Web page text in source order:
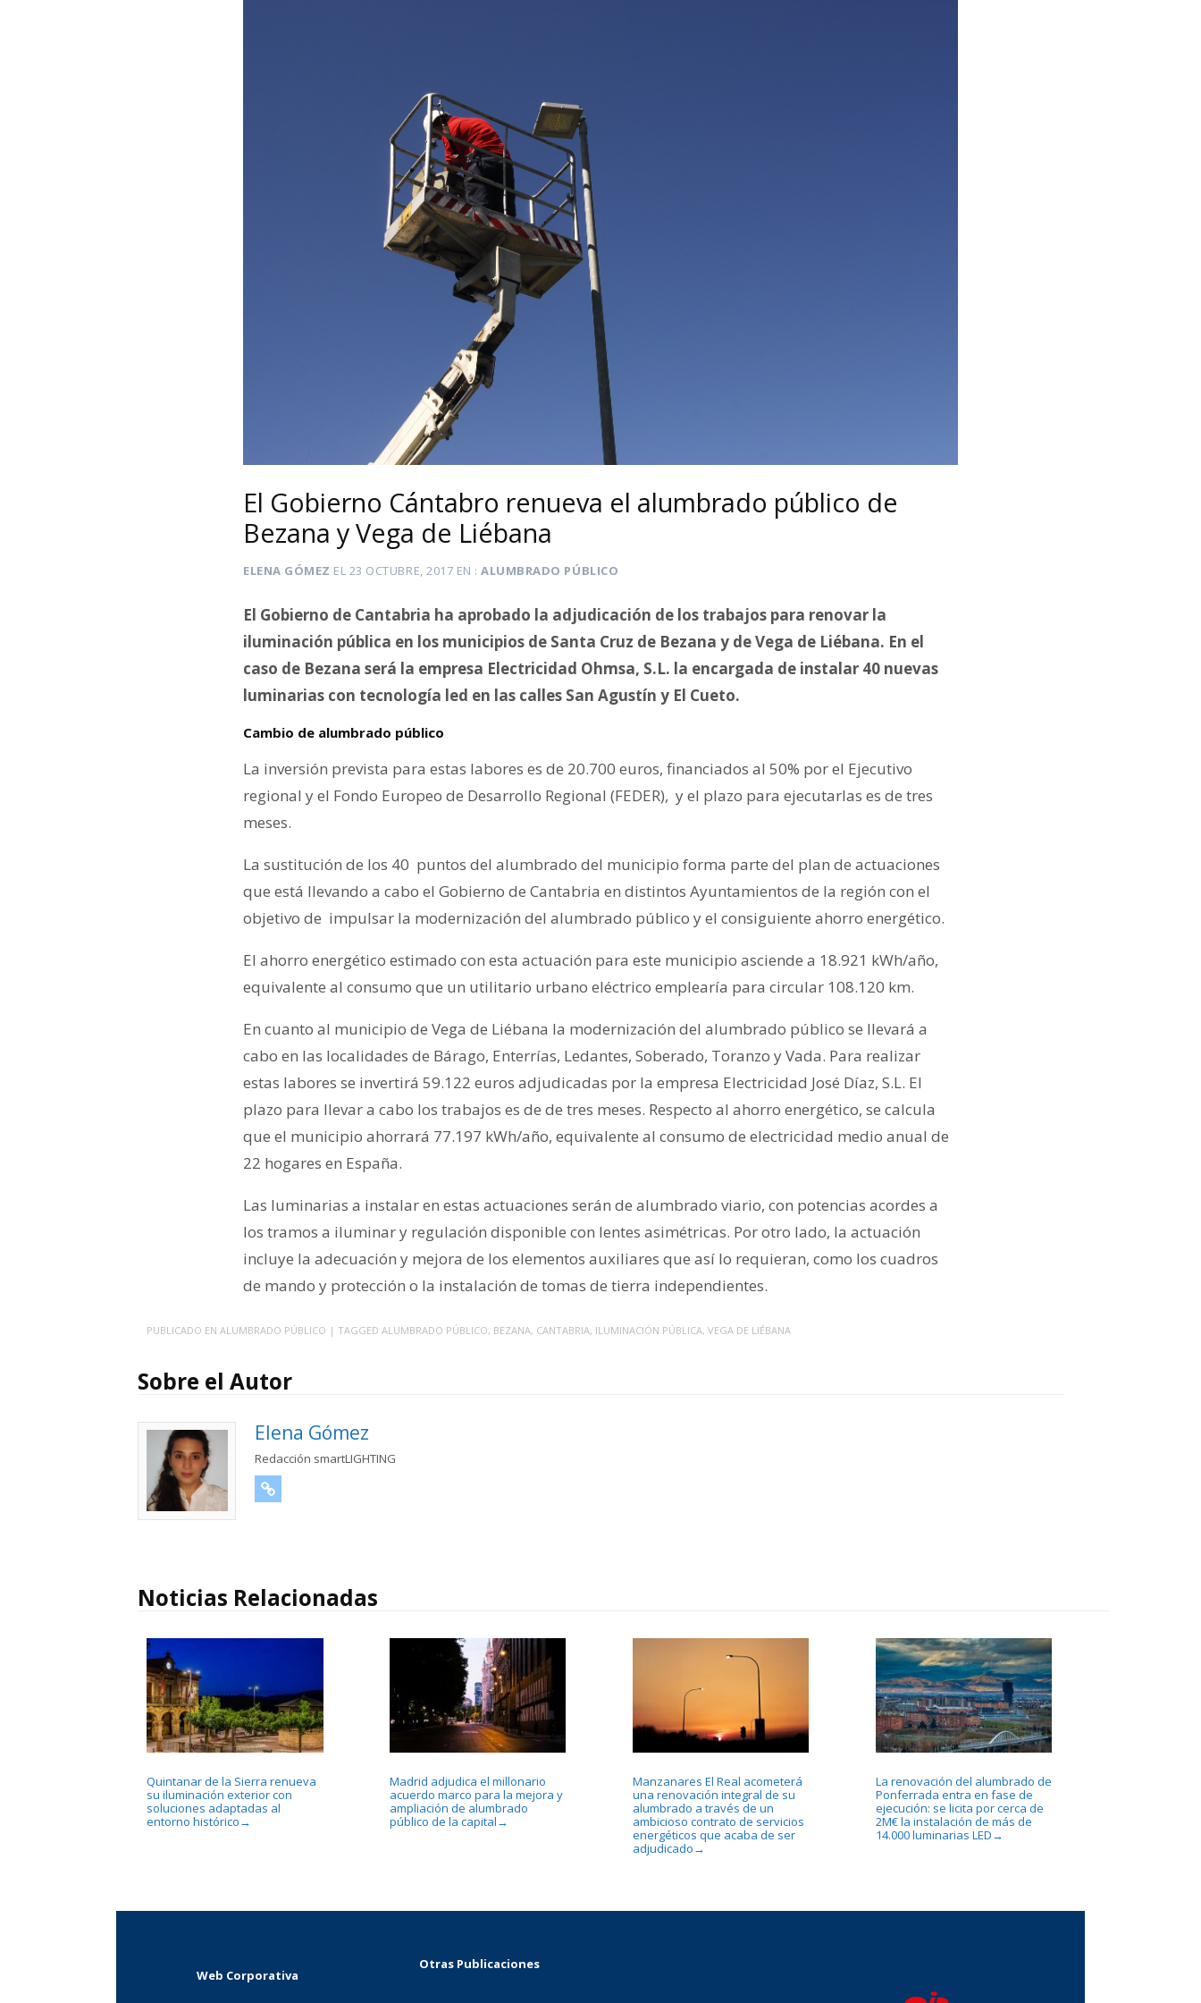
El Gobierno Cántabro renueva el alumbrado público de
Bezana y Vega de Liébana
ELENA GÓMEZ EL 23 OCTUBRE, 2017 EN ALUMBRADO PÚBLICO
El Gobierno de Cantabria ha aprobado la adjudicación de los trabajos para renovar la
iluminación pública en los municipios de Santa Cruz de Bezana y de Vega de Liébana. En el
caso de Bezana será la empresa Electricidad Ohmsa, S.L. la encargada de instalar 40 nuevas
luminarias con tecnología led en las calles San Agustín y El Cueto.
Cambio de alumbrado público
La inversión prevista para estas labores es de 20.700 euros, financiados al 50% por el Ejecutivo
regional y el Fondo Europeo de Desarrollo Regional (FEDER), y el plazo para ejecutarlas es de tres
meses.
La sustitución de los 40 puntos del alumbrado del municipio forma parte del plan de actuaciones
que está llevando a cabo el Gobierno de Cantabria en distintos Ayuntamientos de la región con el
objetivo de impulsar la modernización del alumbrado público y el consiguiente ahorro energético.
El ahorro energético estimado con esta actuación para este municipio asciende a 18.921 kWh/año,
equivalente al consumo que un utilitario urbano eléctrico emplearía para circular 108.120 km.
En cuanto al municipio de Vega de Liébana la modernización del alumbrado público se llevará a
cabo en las localidades de Bárago, Enterrías, Ledantes, Soberado, Toranzo y Vada. Para realizar
estas labores se invertirá 59.122 euros adjudicadas por la empresa Electricidad José Díaz, S.L. El
plazo para llevar a cabo los trabajos es de de tres meses. Respecto al ahorro energético, se calcula
que el municipio ahorrará 77.197 kWh/año, equivalente al consumo de electricidad medio anual de
22 hogares en España.
Las luminarias a instalar en estas actuaciones serán de alumbrado viario, con potencias acordes a
los tramos a iluminar y regulación disponible con lentes asimétricas. Por otro lado, la actuación
incluye la adecuación y mejora de los elementos auxiliares que así lo requieran, como los cuadros
de mando y protección o la instalación de tomas de tierra independientes.
PUBLICADO EN ALUMBRADO PÚBLICO | TAGGED ALUMBRADO PÚBLICO, BEZANA, CANTABRIA, ILUMINACIÓN PÚBLICA, VEGA DE LIÉBANA
Sobre el Autor
Elena Gómez
Redacción smartLIGHTING
Noticias Relacionadas
Quintanar de la Sierra renueva
su iluminación exterior con
soluciones adaptadas al
entorno histórico →
Madrid adjudica el millonario
acuerdo marco para la mejora y
ampliación de alumbrado
público de la capital →
Manzanares El Real acometerá
una renovación integral de su
alumbrado a través de un
ambicioso contrato de servicios
energéticos que acaba de ser
adjudicado →
La renovación del alumbrado de
Ponferrada entra en fase de
ejecución: se licita por cerca de
2M€ la instalación de más de
14.000 luminarias LED →
Web Corporativa
Otras Publicaciones